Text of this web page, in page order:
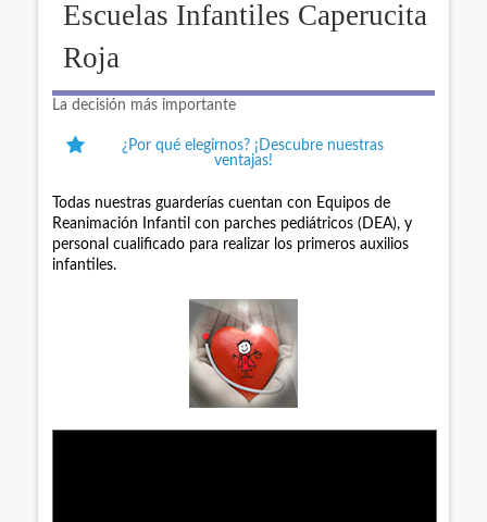
Escuelas Infantiles Caperucita
Roja
La decisión más importante
¿Por qué elegirnos? ¡Descubre nuestras
ventajas!
Todas nuestras guarderías cuentan con Equipos de
Reanimación Infantil con parches pediátricos (DEA), y
personal cualificado para realizar los primeros auxilios
infantiles.